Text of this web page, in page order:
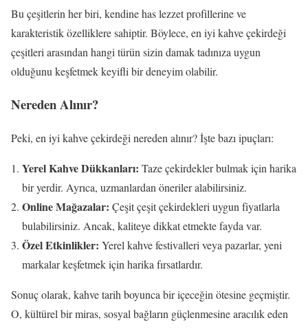
Bu çeşitlerin her biri, kendine has lezzet profillerine ve
karakteristik özelliklere sahiptir. Böylece, en iyi kahve çekirdeği
çeşitleri arasından hangi türün sizin damak tadınıza uygun
olduğunu keşfetmek keyifli bir deneyim olabilir.
Nereden Alınır?
Peki, en iyi kahve çekirdeği nereden alınır? İşte bazı ipuçları:
Yerel Kahve Dükkanları: Taze çekirdekler bulmak için harika
bir yerdir. Ayrıca, uzmanlardan öneriler alabilirsiniz.
Online Mağazalar: Çeşit çeşit çekirdekleri uygun fiyatlarla
bulabilirsiniz. Ancak, kaliteye dikkat etmekte fayda var.
Özel Etkinlikler: Yerel kahve festivalleri veya pazarlar, yeni
markalar keşfetmek için harika fırsatlardır.
Sonuç olarak, kahve tarih boyunca bir içeceğin ötesine geçmiştir.
O, kültürel bir miras, sosyal bağların güçlenmesine aracılık eden